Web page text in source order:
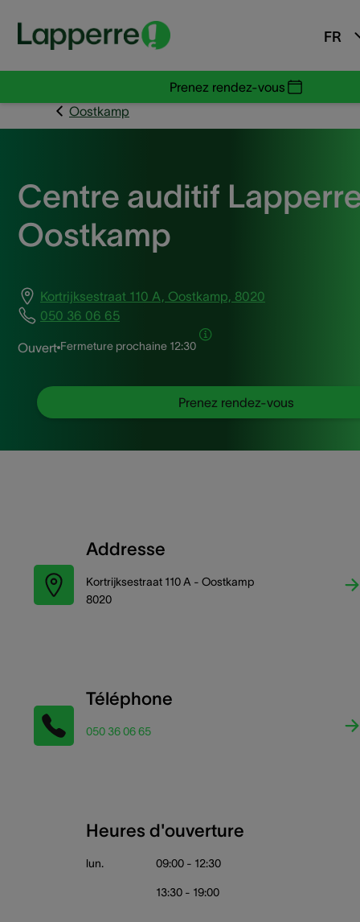
FR
Prenez rendez-vous
Oostkamp
Centre auditif
Oostkamp
Kortrijksestraat 110 A, Oostkamp, 8020
050 36 06 65
Ouvert Fermeture prochaine 12:30
Prenez rendez-vous
Addresse
Kortrijksestraat 110 A - Oostkamp
8020
Téléphone
050 36 06 65
Heures d'ouverture
lun. 09:00 - 12:30
13:30 - 19:00